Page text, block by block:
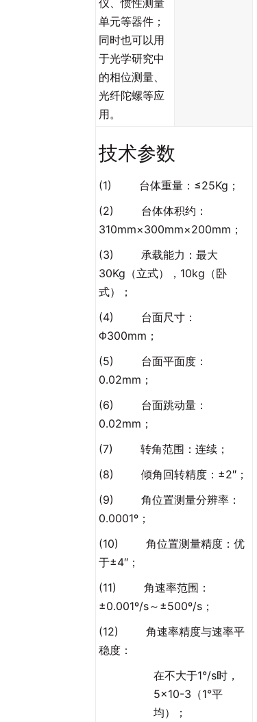
仪、惯性测量
单元等器件；
同时也可以用
于光学研究中
的相位测量、
光纤陀螺等应
用。
技术参数
(1) 台体重量：≤25Kg；
(2) 台体体积约：
310mm×300mm×200mm；
(3) 承载能力：最大
30Kg（立式），10kg（卧
式）；
(4) 台面尺寸：
Φ300mm；
(5) 台面平面度：
0.02mm；
(6) 台面跳动量：
0.02mm；
(7) 转角范围：连续；
(8) 倾角回转精度：±2″；
(9) 角位置测量分辨率：
0.0001º；
(10) 角位置测量精度：优
于±4″；
(11) 角速率范围：
±0.001º/s～±500º/s；
(12) 角速率精度与速率平
稳度：
在不大于1°/s时，
5×10-3（1°平
均）；